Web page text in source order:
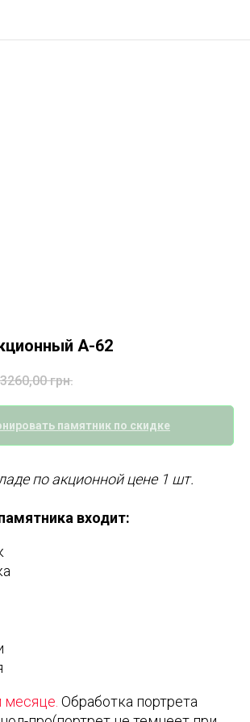
А-62
грн.
памятник по скидке
по акционной цене 1 шт.
входит:
месяце. Обработка портрета